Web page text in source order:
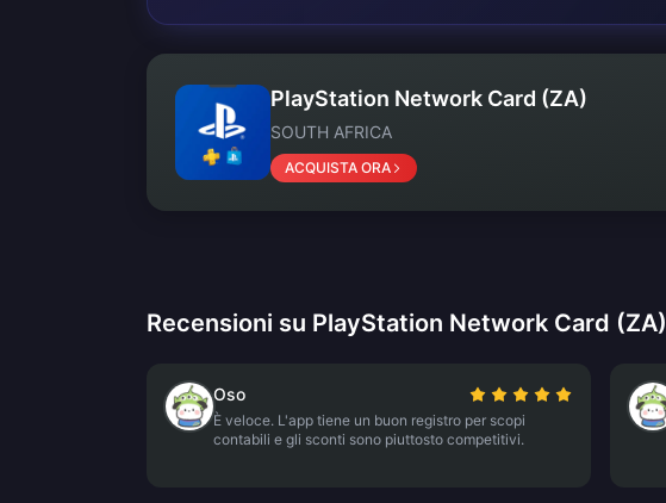
PlayStation Network Card (ZA)
SOUTH AFRICA
ACQUISTA ORA
Recensioni su PlayStation Network Card (ZA)
Oso
È veloce. L'app tiene un buon registro per scopi
contabili e gli sconti sono piuttosto competitivi.